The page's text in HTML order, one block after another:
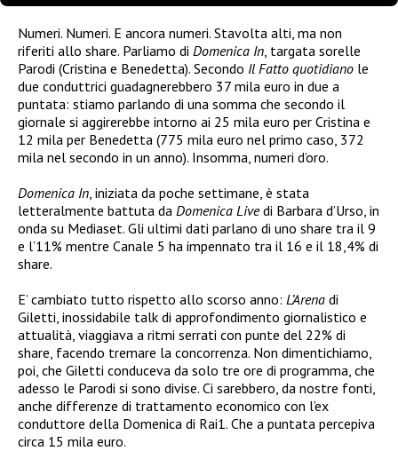
Numeri. Numeri. E ancora numeri. Stavolta alti, ma non
riferiti allo share. Parliamo di Domenica In , targata sorelle
Parodi (Cristina e Benedetta). Secondo Il Fatto quotidiano le
due conduttrici guadagnerebbero 37 mila euro in due a
puntata: stiamo parlando di una somma che secondo il
giornale si aggirerebbe intorno ai 25 mila euro per Cristina e
12 mila per Benedetta (775 mila euro nel primo caso, 372
mila nel secondo in un anno). Insomma, numeri d’oro.
Domenica In , iniziata da poche settimane, è stata
letteralmente battuta da Domenica Livedi Barbara d’Urso, in
onda su Mediaset. Gli ultimi dati parlano di uno share tra il 9
e l’11% mentre Canale 5 ha impennato tra il 16 e il 18,4% di
share.
E’ cambiato tutto rispetto allo scorso anno: L’Arena di
Giletti, inossidabile talk di approfondimento giornalistico e
attualità, viaggiava a ritmi serrati con punte del 22% di
share, facendo tremare la concorrenza. Non dimentichiamo,
poi, che Giletti conduceva da solo tre ore di programma, che
adesso le Parodi si sono divise. Ci sarebbero, da nostre fonti,
anche differenze di trattamento economico con l’ex
conduttore della Domenica di Rai1. Che a puntata percepiva
circa 15 mila euro.